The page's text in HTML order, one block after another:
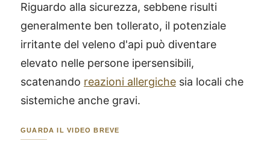
Riguardo alla sicurezza, sebbene risulti
generalmente ben tollerato, il potenziale
irritante del veleno d'api può diventare
elevato nelle persone ipersensibili,
scatenando reazioni allergiche sia locali che
sistemiche anche gravi.
GUARDA IL VIDEO BREVE